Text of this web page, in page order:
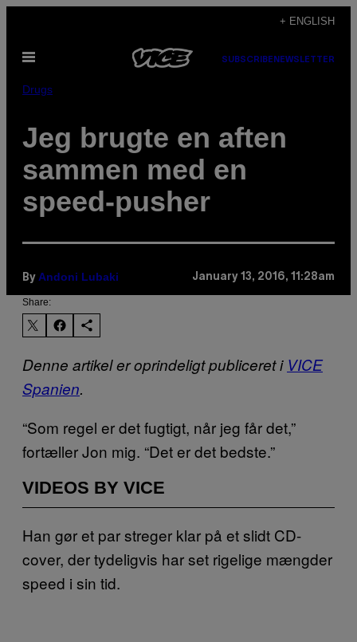
content
+ ENGLISH
Open
SUBSCRIBE NEWSLETTER
Drugs
​Jeg brugte en aften
sammen med en
speed-pusher
By Andoni Lubaki January 13, 2016, 11:28am
Share:
Denne artikel er oprindeligt publiceret i VICE
Spanien.
“Som regel er det fugtigt, når jeg får det,”
fortæller Jon mig. “Det er det bedste.”
VIDEOS BY VICE
Han gør et par streger klar på et slidt CD-
cover, der tydeligvis har set rigelige mængder
speed i sin tid.